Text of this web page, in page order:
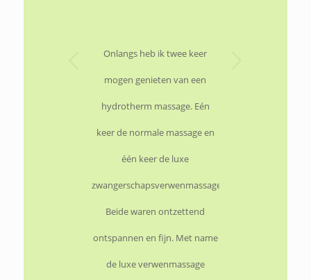
Onlangs heb ik twee keer
mogen genieten van een
hydrotherm massage. Eén
keer de normale massage en
één keer de luxe
zwangerschapsverwenmassage.
Beide waren ontzettend
ontspannen en fijn. Met name
de luxe verwenmassage
Volgende